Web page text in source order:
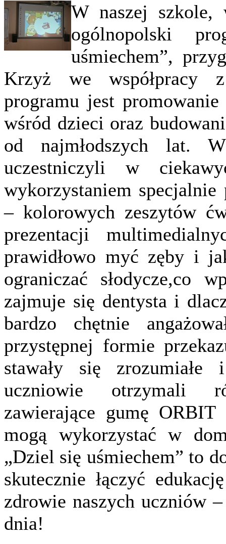
W naszej szkole,
ogólnopolski
uśmiechem”,
Krzyż we współpracy
programu jest
wśród dzieci oraz
od najmłodszych lat.
uczestniczyli w
wykorzystaniem specjalnie
– kolorowych zeszytów
prezentacji
prawidłowo myć zęby i
ograniczać słodycze,co
zajmuje się dentysta i
bardzo chętnie
przystępnej formie
stawały się zrozumiałe
uczniowie otrzymali
zawierające gumę
mogą wykorzystać w
„Dziel się uśmiechem” to
skutecznie łączyć
zdrowie naszych uczniów
dnia!